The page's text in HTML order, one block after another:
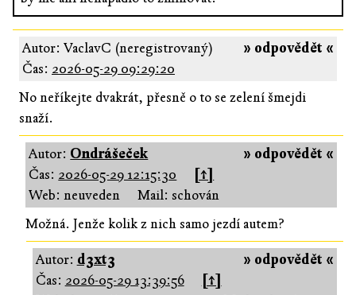
» odpovědět «
Autor: VaclavC (neregistrovaný)
Čas: 2026-05-29 09:29:20
No neříkejte dvakrát, přesně o to se zelení šmejdi
snaží.
» odpovědět «
Autor: Ondrášeček
Čas: 2026-05-29 12:15:30
[↑]
Web: neuveden
Mail: schován
Možná. Jenže kolik z nich samo jezdí autem?
» odpovědět «
Autor: d3xt3
Čas: 2026-05-29 13:39:56
[↑]